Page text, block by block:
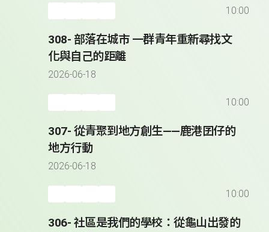
10:00
308- 部落在城市 一群青年重新尋找文
化與自己的距離
2026-06-18
10:00
307- 從青聚到地方創生——鹿港囝仔的
地方行動
2026-06-18
10:00
306- 社區是我們的學校：從龜山出發的